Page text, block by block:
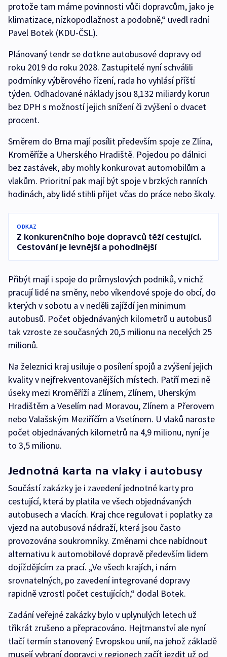
protože tam máme povinnosti vůči dopravcům, jako je
klimatizace, nízkopodlažnost a podobně,“ uvedl radní
Pavel Botek (KDU-ČSL).
Plánovaný tendr se dotkne autobusové dopravy od
roku 2019 do roku 2028. Zastupitelé nyní schválili
podmínky výběrového řízení, rada ho vyhlásí příští
týden. Odhadované náklady jsou 8,132 miliardy korun
bez DPH s možností jejich snížení či zvýšení o dvacet
procent.
Směrem do Brna mají posílit především spoje ze Zlína,
Kroměříže a Uherského Hradiště. Pojedou po dálnici
bez zastávek, aby mohly konkurovat automobilům a
vlakům. Prioritní pak mají být spoje v brzkých ranních
hodinách, aby lidé stihli přijet včas do práce nebo školy.
ODKAZ
Z konkurenčního boje dopravců těží cestující.
Cestování je levnější a pohodlnější
Přibýt mají i spoje do průmyslových podniků, v nichž
pracují lidé na směny, nebo víkendové spoje do obcí, do
kterých v sobotu a v neděli zajíždí jen minimum
autobusů. Počet objednávaných kilometrů u autobusů
tak vzroste ze současných 20,5 milionu na necelých 25
milionů.
Na železnici kraj usiluje o posílení spojů a zvýšení jejich
kvality v nejfrekventovanějších místech. Patří mezi ně
úseky mezi Kroměříží a Zlínem, Zlínem, Uherským
Hradištěm a Veselím nad Moravou, Zlínem a Přerovem
nebo Valašským Meziříčím a Vsetínem. U vlaků naroste
počet objednávaných kilometrů na 4,9 milionu, nyní je
to 3,5 milionu.
Jednotná karta na vlaky i autobusy
Součástí zakázky je i zavedení jednotné karty pro
cestující, která by platila ve všech objednávaných
autobusech a vlacích. Kraj chce regulovat i poplatky za
vjezd na autobusová nádraží, která jsou často
provozována soukromníky. Změnami chce nabídnout
alternativu k automobilové dopravě především lidem
dojíždějícím za prací. „Ve všech krajích, i nám
srovnatelných, po zavedení integrované dopravy
rapidně vzrostl počet cestujících,“ dodal Botek.
Zadání veřejné zakázky bylo v uplynulých letech už
třikrát zrušeno a přepracováno. Hejtmanství ale nyní
tlačí termín stanovený Evropskou unií, na jehož základě
musejí vybraní dopravci v regionech začít jezdit už od